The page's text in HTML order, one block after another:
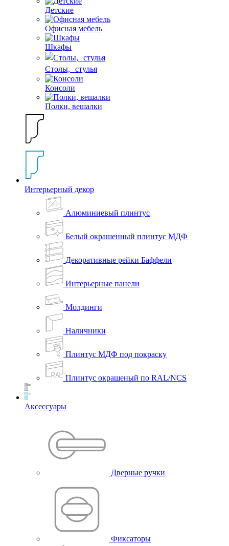
Детские
Офисная мебель
Шкафы
Столы, стулья
Консоли
Полки, вешалки
Интерьерный декор
Алюминиевый плинтус
Белый окрашенный плинтус МДФ
Декоративные рейки Баффели
Интерьерные панели
Молдинги
Наличники
Плинтус МДФ под покраску
Плинтус окрашеный по RAL/NCS
Аксессуары
Дверные ручки
Фиксаторы